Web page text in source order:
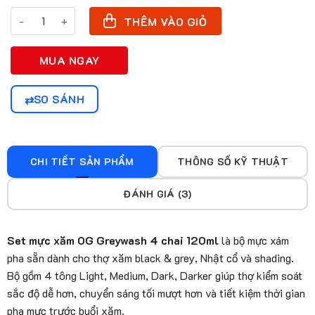
Set Mực Xăm OG Greywash 4 Chai 4oz Cho Nhật Cổ số lượng
THÊM VÀO GIỎ
MUA NGAY
SO SÁNH
CHI TIẾT SẢN PHẨM THÔNG SỐ KỸ THUẬT
ĐÁNH GIÁ (3)
Set mực xăm OG Greywash 4 chai 120mllà bộ mực xám
pha sẵn dành cho thợ xăm black & grey, Nhật cổ và shading.
Bộ gồm 4 tông Light, Medium, Dark, Darker giúp thợ kiểm soát
sắc độ dễ hơn, chuyển sáng tối mượt hơn và tiết kiệm thời gian
pha mực trước buổi xăm.